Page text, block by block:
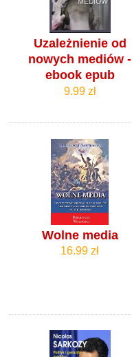
Uzależnienie od
nowych mediów -
ebook epub
9.99 zł
Wolne media
16.99 zł